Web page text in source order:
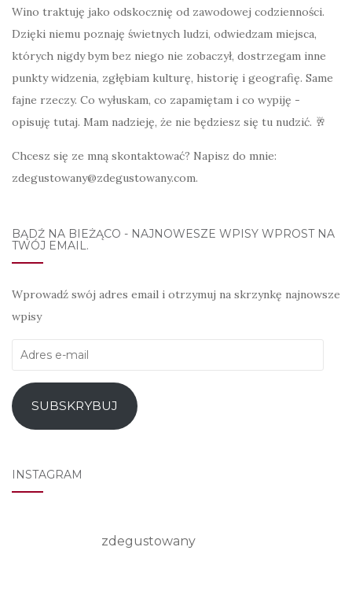
Wino traktuję jako odskocznię od zawodowej codzienności.
Dzięki niemu poznaję świetnych ludzi, odwiedzam miejsca,
których nigdy bym bez niego nie zobaczył, dostrzegam inne
punkty widzenia, zgłębiam kulturę, historię i geografię. Same
fajne rzeczy. Co wyłuskam, co zapamiętam i co wypiję -
opisuję tutaj. Mam nadzieję, że nie będziesz się tu nudzić. 🥂
Chcesz się ze mną skontaktować? Napisz do mnie:
zdegustowany@zdegustowany.com.
BĄDŹ NA BIEŻĄCO - NAJNOWESZE WPISY WPROST NA
TWÓJ EMAIL.
Wprowadź swój adres email i otrzymuj na skrzynkę najnowsze
wpisy
Adres
mail
SUBSKRYBUJ
INSTAGRAM
zdegustowany